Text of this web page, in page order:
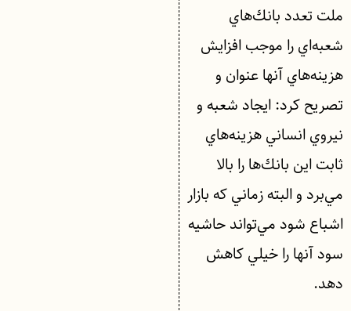
ملت تعدد بانك‌هاي
شعبه‌اي را موجب افزايش
هزينه‌هاي آنها عنوان و
تصريح كرد:‌ ايجاد شعبه و
نيروي انساني هزينه‌هاي
ثابت اين بانك‌ها را بالا
مي‌برد و البته زماني كه بازار
اشباع شود مي‌تواند حاشيه
سود آنها را خيلي كاهش
دهد.